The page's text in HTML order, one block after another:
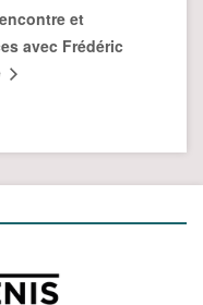
et
avec Frédéric